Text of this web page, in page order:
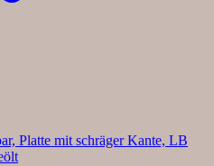
Platte mit schräger Kante, LB